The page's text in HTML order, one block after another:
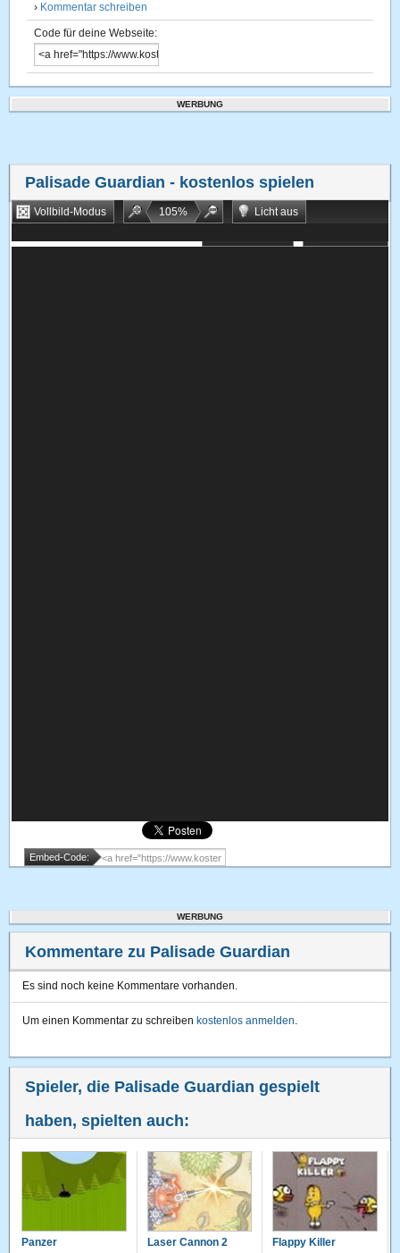
› Kommentar schreiben
Code für deine Webseite:
WERBUNG
Palisade Guardian - kostenlos spielen
Vollbild-Modus 105%
Licht aus
Embed-Code:
WERBUNG
Kommentare zu Palisade Guardian
Es sind noch keine Kommentare vorhanden.
Um einen Kommentar zu schreiben kostenlos anmelden.
Spieler, die Palisade Guardian gespielt
haben, spielten auch:
Panzer Laser Cannon 2 Flappy Killer